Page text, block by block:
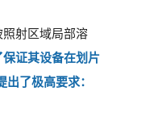
射区域局部溶
证其设备在划片
了极高要求：